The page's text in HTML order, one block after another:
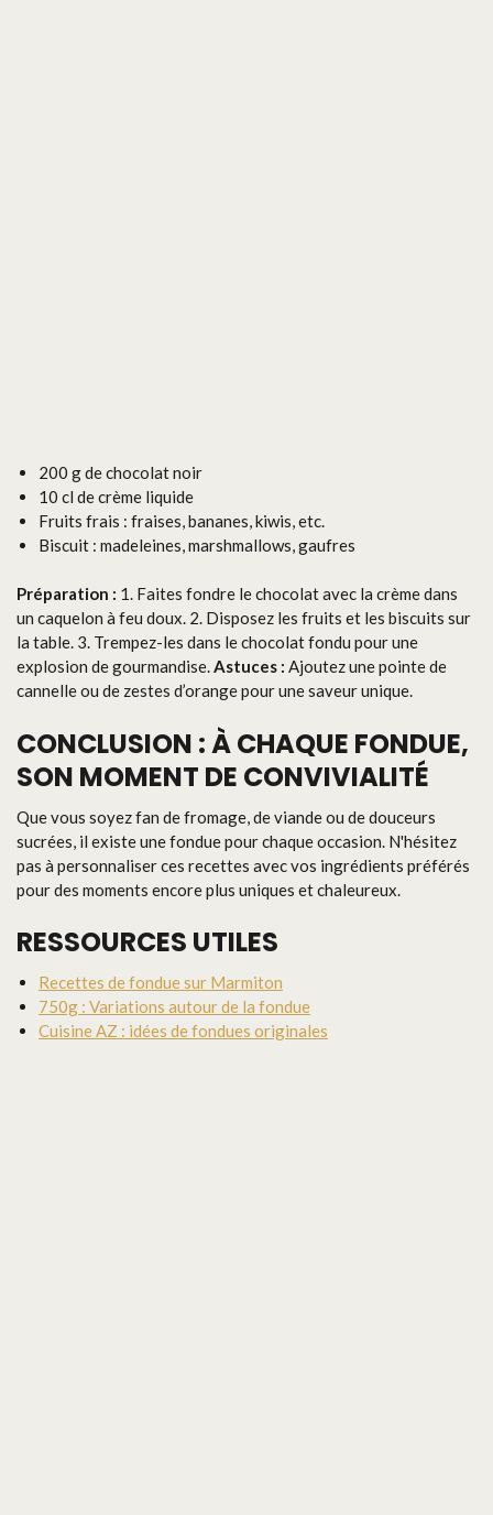
200 g de chocolat noir
10 cl de crème liquide
Fruits frais : fraises, bananes, kiwis, etc.
Biscuit : madeleines, marshmallows, gaufres
Préparation : 1. Faites fondre le chocolat avec la crème dans
un caquelon à feu doux. 2. Disposez les fruits et les biscuits sur
la table. 3. Trempez-les dans le chocolat fondu pour une
explosion de gourmandise.Astuces : Ajoutez une pointe de
cannelle ou de zestes d’orange pour une saveur unique.
CONCLUSION : À CHAQUE FONDUE,
SON MOMENT DE CONVIVIALITÉ
Que vous soyez fan de fromage, de viande ou de douceurs
sucrées, il existe une fondue pour chaque occasion. N'hésitez
pas à personnaliser ces recettes avec vos ingrédients préférés
pour des moments encore plus uniques et chaleureux.
RESSOURCES UTILES
Recettes de fondue sur Marmiton
750g : Variations autour de la fondue
Cuisine AZ : idées de fondues originales